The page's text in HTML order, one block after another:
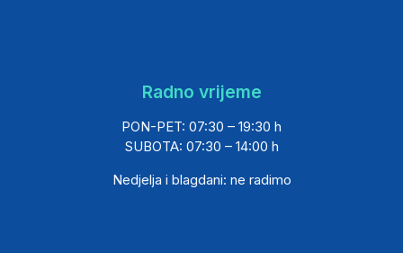
Radno vrijeme
PON-PET: 07:30 – 19:30 h
SUBOTA: 07:30 – 14:00 h
Nedjelja i blagdani: ne radimo